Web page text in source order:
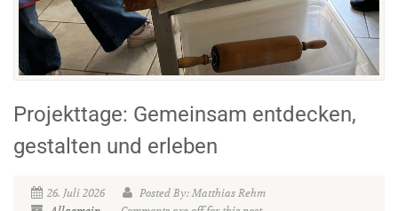
Projekttage: Gemeinsam entdecken,
gestalten und erleben
26. Juli 2026
Posted By: Matthias Rehm